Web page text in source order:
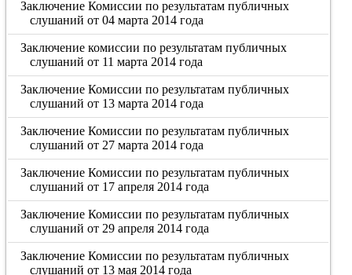
Заключение Комиссии по результатам публичных
слушаний от 04 марта 2014 года
Заключение комиссии по результатам публичных
слушаний от 11 марта 2014 года
Заключение Комиссии по результатам публичных
слушаний от 13 марта 2014 года
Заключение Комиссии по результатам публичных
слушаний от 27 марта 2014 года
Заключение Комиссии по результатам публичных
слушаний от 17 апреля 2014 года
Заключение Комиссии по результатам публичных
слушаний от 29 апреля 2014 года
Заключение Комиссии по результатам публичных
слушаний от 13 мая 2014 года